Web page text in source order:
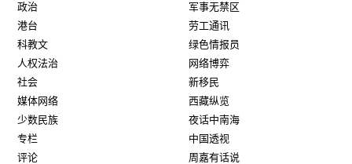
政治
港台
科教文
人权法治
社会
媒体网络
少数民族
专栏
评论
军事无禁区
劳工通讯
绿色情报员
网络博弈
新移民
西藏纵览
夜话中南海
中国透视
周嘉有话说